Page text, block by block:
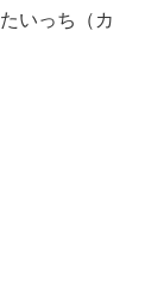
いっち（カ